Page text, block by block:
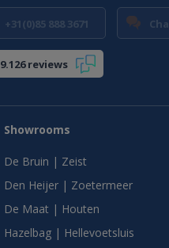
+31(0)85 888 3671
9.126 reviews
Showrooms
De Bruin | Zeist
Den Heijer | Zoetermeer
De Maat | Houten
Hazelbag | Hellevoetsluis